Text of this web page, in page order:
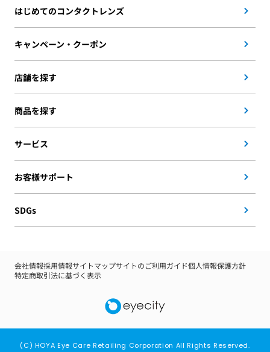
はじめてのコンタクトレンズ
キャンペーン・クーポン
店舗を探す
商品を探す
サービス
お客様サポート
SDGs
会社情報採用情報サイトマップサイトのご利用ガイド個人情報保護方針
特定商取引法に基づく表示
(C) HOYA Eye Care Retailing Corporation All Rights Reserved.